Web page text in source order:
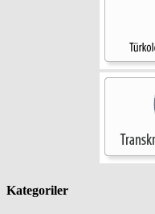
Kategoriler